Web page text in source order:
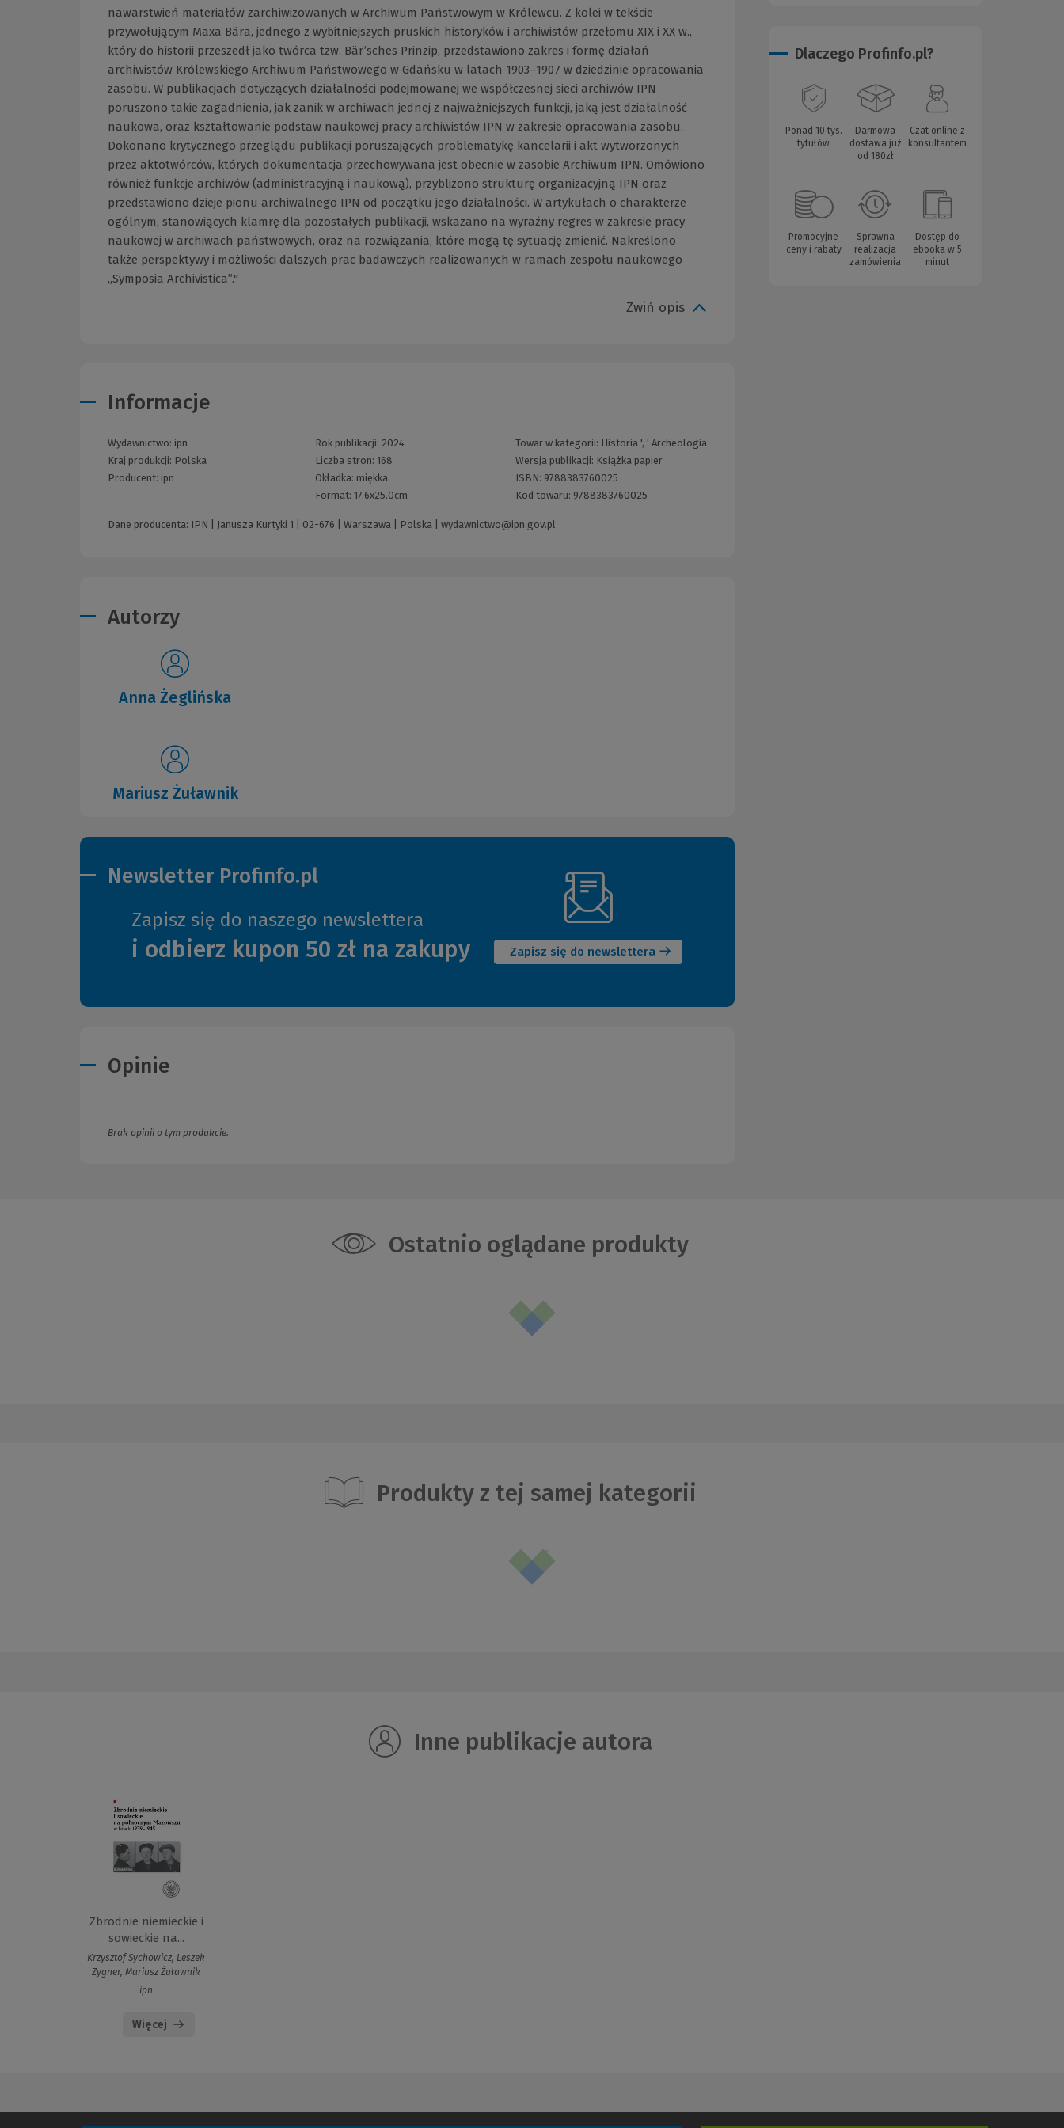
nawarstwień materiałów zarchiwizowanych w Archiwum Państwowym w Królewcu. Z kolei w tekście
przywołującym Maxa Bära, jednego z wybitniejszych pruskich historyków i archiwistów przełomu XIX i XX w.,
który do historii przeszedł jako twórca tzw. Bär’sches Prinzip, przedstawiono zakres i formę działań
archiwistów Królewskiego Archiwum Państwowego w Gdańsku w latach 1903–1907 w dziedzinie opracowania
zasobu. W publikacjach dotyczących działalności podejmowanej we współczesnej sieci archiwów IPN
poruszono takie zagadnienia, jak zanik w archiwach jednej z najważniejszych funkcji, jaką jest działalność
naukowa, oraz kształtowanie podstaw naukowej pracy archiwistów IPN w zakresie opracowania zasobu.
Dokonano krytycznego przeglądu publikacji poruszających problematykę kancelarii i akt wytworzonych
przez aktotwórców, których dokumentacja przechowywana jest obecnie w zasobie Archiwum IPN. Omówiono
również funkcje archiwów (administracyjną i naukową), przybliżono strukturę organizacyjną IPN oraz
przedstawiono dzieje pionu archiwalnego IPN od początku jego działalności. W artykułach o charakterze
ogólnym, stanowiących klamrę dla pozostałych publikacji, wskazano na wyraźny regres w zakresie pracy
naukowej w archiwach państwowych, oraz na rozwiązania, które mogą tę sytuację zmienić. Nakreślono
także perspektywy i możliwości dalszych prac badawczych realizowanych w ramach zespołu naukowego
„Symposia Archivistica”."
Zwiń opis
Informacje
Wydawnictwo: ipn
Kraj produkcji: Polska
Producent: ipn
Rok publikacji: 2024
Liczba stron: 168
Okładka: miękka
Format: 17.6x25.0cm
Towar w kategorii: Historia ', ' Archeologia
Wersja publikacji: Książka papier
ISBN: 9788383760025
Kod towaru: 9788383760025
Dane producenta: IPN | Janusza Kurtyki 1 | 02-676 | Warszawa | Polska | wydawnictwo@ipn.gov.pl
Autorzy
Anna Żeglińska
Mariusz Żuławnik
Newsletter Profinfo.pl
Zapisz się do naszego newslettera
i odbierz kupon 50 zł na zakupy Zapisz się do newslettera
okno)
Opinie
Brak opinii o tym produkcie.
Dlaczego Profinfo.pl?
Ponad 10 tys.
tytułów
Darmowa
dostawa już
od 180zł
Czat online z
konsultantem
Promocyjne
ceny i rabaty
Sprawna
realizacja
zamówienia
Dostęp do
ebooka w 5
minut
Ostatnio oglądane produkty
Produkty z tej samej kategorii
Inne publikacje autora
Zbrodnie niemieckie i
sowieckie na...
Krzysztof Sychowicz, Leszek
Zygner, Mariusz Żuławnik
ipn
Więcej